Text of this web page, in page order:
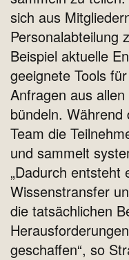
sich aus
Personalabteilung
Beispiel aktuelle
geeignete Tools
Anfragen aus
bündeln.
Team die
und sammelt
„Dadurch
Wissenstransfer
die tatsächlichen
geschaffen“, so